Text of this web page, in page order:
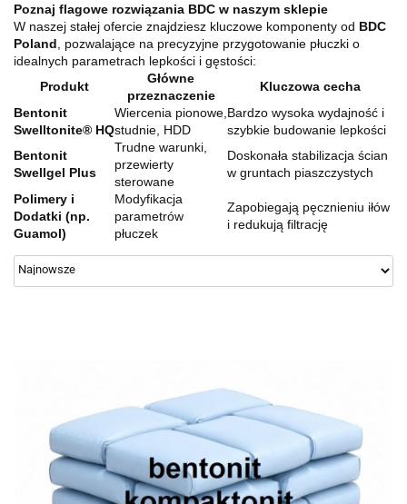
Poznaj flagowe rozwiązania BDC w naszym sklepie
W naszej stałej ofercie znajdziesz kluczowe komponenty od BDC
Poland, pozwalające na precyzyjne przygotowanie płuczki o
idealnych parametrach lepkości i gęstości:
Produkt
Główne
przeznaczenie
Kluczowa cecha
Bentonit
Swelltonite® HQ
Wiercenia pionowe,
studnie, HDD
Bardzo wysoka wydajność i
szybkie budowanie lepkości
Bentonit
Swellgel Plus
Trudne warunki,
przewierty
sterowane
Doskonała stabilizacja ścian
w gruntach piaszczystych
Polimery i
Dodatki (np.
Guamol)
Modyfikacja
parametrów
płuczek
Zapobiegają pęcznieniu iłów
i redukują filtrację